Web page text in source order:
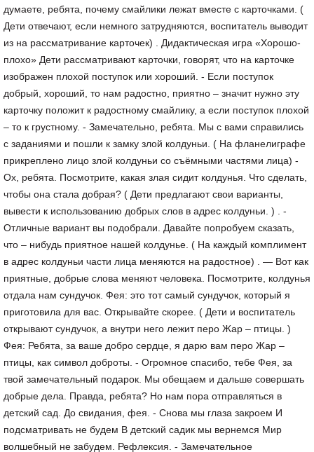
думаете, ребята, почему смайлики лежат вместе с карточками. (
Дети отвечают, если немного затрудняются, воспитатель выводит
из на рассматривание карточек) . Дидактическая игра «Хорошо-
плохо» Дети рассматривают карточки, говорят, что на карточке
изображен плохой поступок или хороший. - Если поступок
добрый, хороший, то нам радостно, приятно – значит нужно эту
карточку положит к радостному смайлику, а если поступок плохой
– то к грустному. - Замечательно, ребята. Мы с вами справились
с заданиями и пошли к замку злой колдуньи. ( На фланелиграфе
прикреплено лицо злой колдуньи со съёмными частями лица) -
Ох, ребята. Посмотрите, какая злая сидит колдунья. Что сделать,
чтобы она стала добрая? ( Дети предлагают свои варианты,
вывести к использованию добрых слов в адрес колдуньи. ) . -
Отличные вариант вы подобрали. Давайте попробуем сказать,
что – нибудь приятное нашей колдунье. ( На каждый комплимент
в адрес колдуньи части лица меняются на радостное) . — Вот как
приятные, добрые слова меняют человека. Посмотрите, колдунья
отдала нам сундучок. Фея: это тот самый сундучок, который я
приготовила для вас. Открывайте скорее. ( Дети и воспитатель
открывают сундучок, а внутри него лежит перо Жар – птицы. )
Фея: Ребята, за ваше добро сердце, я дарю вам перо Жар –
птицы, как символ доброты. - Огромное спасибо, тебе Фея, за
твой замечательный подарок. Мы обещаем и дальше совершать
добрые дела. Правда, ребята? Но нам пора отправляться в
детский сад. До свидания, фея. - Снова мы глаза закроем И
подсматривать не будем В детский садик мы вернемся Мир
волшебный не забудем. Рефлексия. - Замечательное